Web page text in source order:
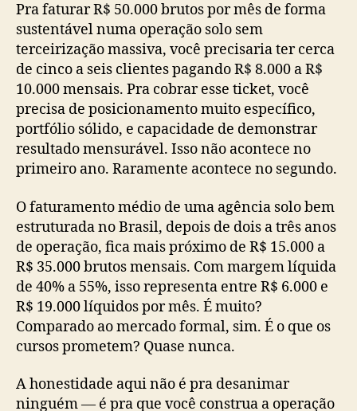
Pra faturar R$ 50.000 brutos por mês de forma
sustentável numa operação solo sem
terceirização massiva, você precisaria ter cerca
de cinco a seis clientes pagando R$ 8.000 a R$
10.000 mensais. Pra cobrar esse ticket, você
precisa de posicionamento muito específico,
portfólio sólido, e capacidade de demonstrar
resultado mensurável. Isso não acontece no
primeiro ano. Raramente acontece no segundo.
O faturamento médio de uma agência solo bem
estruturada no Brasil, depois de dois a três anos
de operação, fica mais próximo de R$ 15.000 a
R$ 35.000 brutos mensais. Com margem líquida
de 40% a 55%, isso representa entre R$ 6.000 e
R$ 19.000 líquidos por mês. É muito?
Comparado ao mercado formal, sim. É o que os
cursos prometem? Quase nunca.
A honestidade aqui não é pra desanimar
ninguém — é pra que você construa a operação